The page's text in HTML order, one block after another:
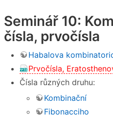
Seminář 10:
čísla, prvočísla
Habalova
Prvočísla,
Čísla různých druhu:
Kombinační
Fibonacciho